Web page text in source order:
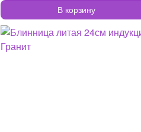
В корзину